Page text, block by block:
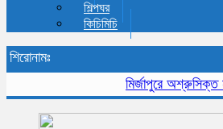
শিল্পঘর
কিচিমিচি
শিরোনামঃ
মির্জাপুরে অশ্রুসিক্ত নয়নে